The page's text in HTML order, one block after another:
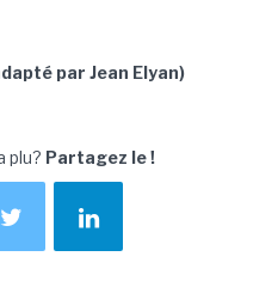
par Jean Elyan)
plu? Partagez le !